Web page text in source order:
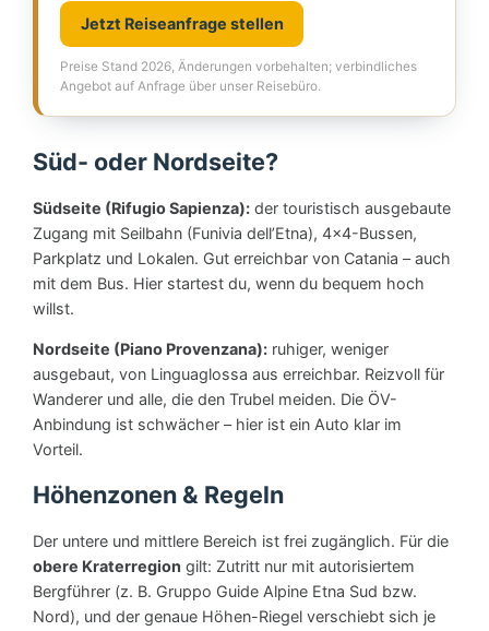
Jetzt Reiseanfrage stellen
Preise Stand 2026, Änderungen vorbehalten; verbindliches
Angebot auf Anfrage über unser Reisebüro.
Süd- oder Nordseite?
Südseite (Rifugio Sapienza): der touristisch ausgebaute
Zugang mit Seilbahn (Funivia dell’Etna), 4×4-Bussen,
Parkplatz und Lokalen. Gut erreichbar von Catania – auch
mit dem Bus. Hier startest du, wenn du bequem hoch
willst.
Nordseite (Piano Provenzana): ruhiger, weniger
ausgebaut, von Linguaglossa aus erreichbar. Reizvoll für
Wanderer und alle, die den Trubel meiden. Die ÖV-
Anbindung ist schwächer – hier ist ein Auto klar im
Vorteil.
Höhenzonen & Regeln
Der untere und mittlere Bereich ist frei zugänglich. Für die
obere Kraterregion gilt: Zutritt nur mit autorisiertem
Bergführer (z. B. Gruppo Guide Alpine Etna Sud bzw.
Nord), und der genaue Höhen-Riegel verschiebt sich je